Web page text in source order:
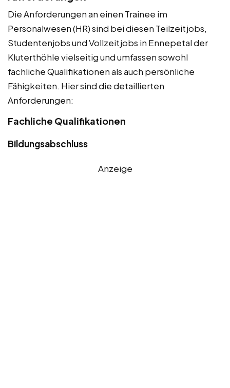
Die Anforderungen an einen Trainee im
Personalwesen (HR) sind bei diesen Teilzeitjobs,
Studentenjobs und Vollzeitjobs in Ennepetal der
Kluterthöhle vielseitig und umfassen sowohl
fachliche Qualifikationen als auch persönliche
Fähigkeiten. Hier sind die detaillierten
Anforderungen:
Fachliche Qualifikationen
Bildungsabschluss
Anzeige